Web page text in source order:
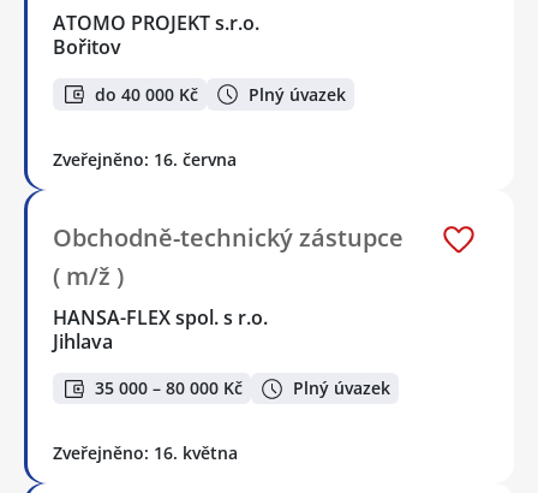
ATOMO PROJEKT s.r.o.
Bořitov
do 40 000 Kč Plný úvazek
Zveřejněno: 16. června
Obchodně-technický zástupce
( m/ž )
HANSA-FLEX spol. s r.o.
Jihlava
35 000 – 80 000 Kč Plný úvazek
Zveřejněno: 16. května